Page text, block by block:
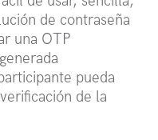
de contraseña
una OTP
pueda
de la